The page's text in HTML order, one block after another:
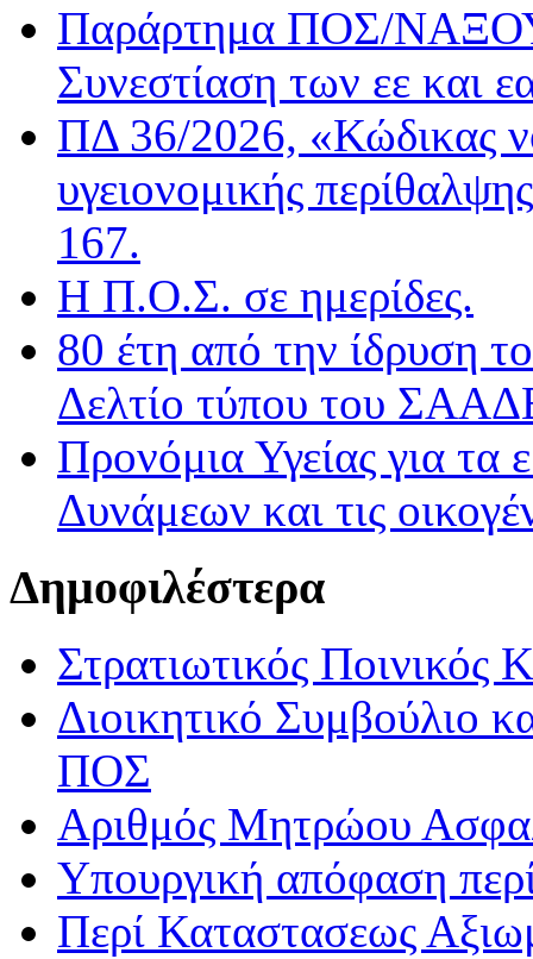
Παράρτημα ΠΟΣ/
Συνεστίαση των εε και
ΠΔ 36/2026, «Κώδικας
υγειονομικής
167.
Η Π.Ο.Σ. σε ημερίδες.
80 έτη από την ίδρυση
Δελτίο τύπου του
Προνόμια Υγείας για
Δυνάμεων και τις
Δημοφιλέστερα
Στρατιωτικός Ποινικός
Διοικητικό Συμβούλιο
ΠΟΣ
Αριθμός Μητρώου
Υπουργική απόφαση
Περί Καταστασεως